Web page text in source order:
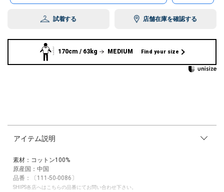
試着する 店舗在庫を確認する
170cm / 63kg MEDIUM Find your size
アイテム説明
素材：コットン100%
原産国：中国
品番：〔111-50-0086〕
SHIPS各店へはこちらの品番にてお問い合わせ下さい。